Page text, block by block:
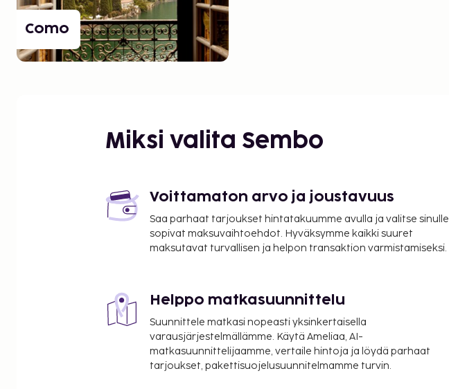
Como
Miksi valita Sembo
Voittamaton arvo ja joustavuus
Saa parhaat tarjoukset hintatakuumme avulla ja valitse sinulle
sopivat maksuvaihtoehdot. Hyväksymme kaikki suuret
maksutavat turvallisen ja helpon transaktion varmistamiseksi.
Helppo matkasuunnittelu
Suunnittele matkasi nopeasti yksinkertaisella
varausjärjestelmällämme. Käytä Ameliaa, AI-
matkasuunnittelijaamme, vertaile hintoja ja löydä parhaat
tarjoukset, pakettisuojelusuunnitelmamme turvin.